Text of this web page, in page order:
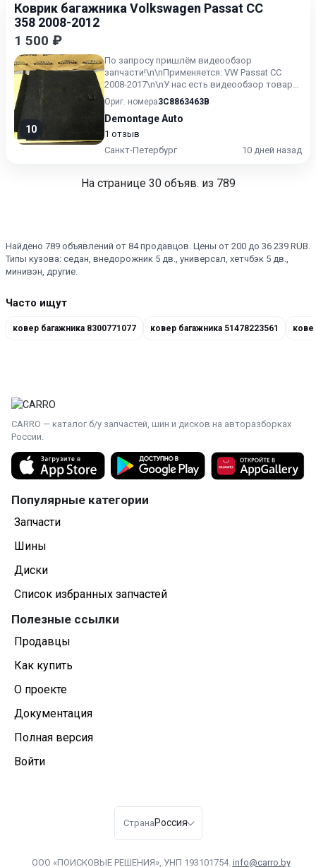
Коврик багажника Volkswagen Passat CC
358 2008-2012
1 500 ₽
10
По запросу пришлём видеообзор
запчасти!\n\nПрименяется: VW Passat CC
2008-2017\n\nУ нас есть видеообзор товара,
предоставим по запросу. \nВ...
Ориг. номера3C8863463B
Demontage Auto
1 отзыв
Санкт-Петербург
10 дней назад
На странице 30объяв. из 789
Найдено 789 объявлений от 84 продавцов. Цены от 200 до 36 239 RUB.
Типы кузова: седан, внедорожник 5 дв., универсал, хетчбэк 5 дв.,
минивэн, другие.
Часто ищут
ковер багажника 8300771077 ковер багажника 51478223561
CARRO — каталог б/у запчастей, шин и дисков на авторазборках
России.
Популярные категории
Запчасти
Шины
Диски
Список избранных запчастей
Полезные ссылки
Продавцы
Как купить
О проекте
Документация
Полная версия
Войти
Страна Россия
ООО «ПОИСКОВЫЕ РЕШЕНИЯ», УНП 193101754. info@carro.by